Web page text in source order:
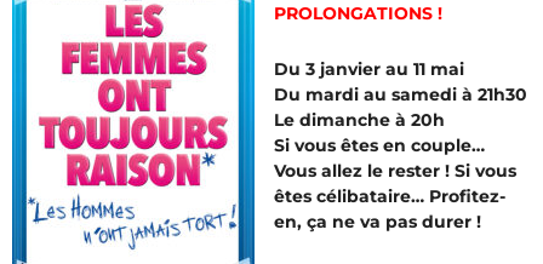
PROLONGATIONS !
Du 3 janvier au 11 mai
Du mardi au samedi à 21h30
Le dimanche à 20h
Si vous êtes en couple…
Vous allez le rester ! Si vous
êtes célibataire… Profitez-
en, ça ne va pas durer !